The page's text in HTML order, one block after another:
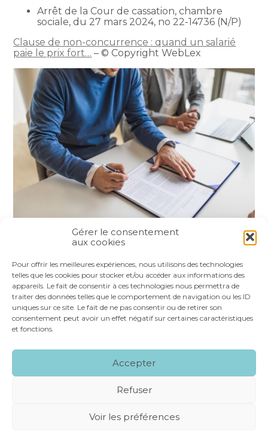
Gérer le consentement
aux cookies
Pour offrir les meilleures expériences, nous utilisons des technologies
telles que les cookies pour stocker et/ou accéder aux informations des
appareils. Le fait de consentir à ces technologies nous permettra de
traiter des données telles que le comportement de navigation ou les ID
uniques sur ce site. Le fait de ne pas consentir ou de retirer son
consentement peut avoir un effet négatif sur certaines caractéristiques
et fonctions.
Accepter
Refuser
Voir les préférences
Arrêt de la Cour de cassation, chambre
sociale, du 27 mars 2024, no 22-14736 (N/P)
Clause de non-concurrence : quand un salarié
paie le prix fort… – © Copyright WebLex
FaceBook
TwitterLinkedIn
Footer
NOS SERVICES
NOS SPÉCIALITÉS
RECRUTEMENT CONTACT
MENTIONS LÉGALES PLAN DU SITE